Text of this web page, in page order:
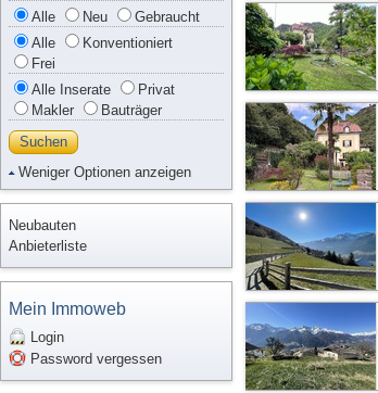
Alle
Neu
Gebraucht
Alle
Konventioniert
Frei
Alle Inserate
Privat
Makler
Bauträger
Suchen
Weniger Optionen anzeigen
Neubauten
Anbieterliste
Mein Immoweb
Login
Password vergessen